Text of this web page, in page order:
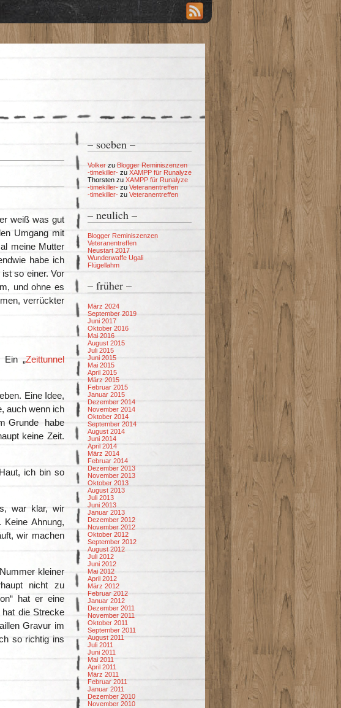
weiß was gut
Umgang mit
meine Mutter
habe ich
ist so einer. Vor
und ohne es
verrückter
Ein „Zeittunnel
Eine Idee,
auch wenn ich
Grunde habe
keine Zeit.
ich bin so
war klar, wir
Ahnung,
wir machen
kleiner
nicht zu
hat er eine
hat die Strecke
Gravur im
so richtig ins
– soeben –
Volker zu Blogger Reminiszenzen
-timekiller- zu XAMPP für Runalyze
Thorsten zu XAMPP für Runalyze
-timekiller- zu Veteranentreffen
-timekiller- zu Veteranentreffen
– neulich –
Blogger Reminiszenzen
Veteranentreffen
Neustart 2017
Wunderwaffe Ugali
Flügellahm
– früher –
März 2024
September 2019
Juni 2017
Oktober 2016
Mai 2016
August 2015
Juli 2015
Juni 2015
Mai 2015
April 2015
März 2015
Februar 2015
Januar 2015
Dezember 2014
November 2014
Oktober 2014
September 2014
August 2014
Juni 2014
April 2014
März 2014
Februar 2014
Dezember 2013
November 2013
Oktober 2013
August 2013
Juli 2013
Juni 2013
Januar 2013
Dezember 2012
November 2012
Oktober 2012
September 2012
August 2012
Juli 2012
Juni 2012
Mai 2012
April 2012
März 2012
Februar 2012
Januar 2012
Dezember 2011
November 2011
Oktober 2011
September 2011
August 2011
Juli 2011
Juni 2011
Mai 2011
April 2011
März 2011
Februar 2011
Januar 2011
Dezember 2010
November 2010